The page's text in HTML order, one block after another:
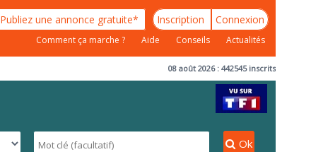
Publiez une annonce gratuite* Inscription Connexion
Comment ça marche ? Aide Conseils Actualités
08 août 2026 : 442545 inscrits
Ok